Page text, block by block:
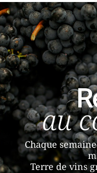
au
Chaque
Terre de vins